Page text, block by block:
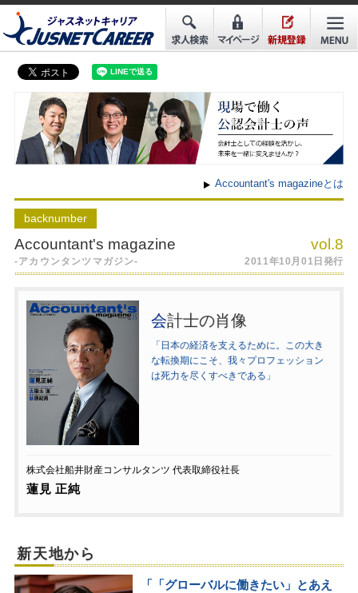
Accountant's magazineとは
backnumber
Accountant's magazine vol.8
-アカウンタンツマガジン- 2011年10月01日発行
会計士の肖像
「日本の経済を支えるために。この大き
な転換期にこそ、我々プロフェッション
は死力を尽くすべきである」
株式会社船井財産コンサルタンツ 代表取締役社長
蓮見 正純
新天地から
「「グローバルに働きたい」とあえ